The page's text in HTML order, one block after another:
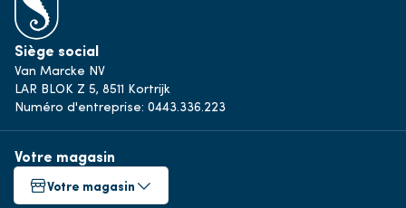
Siège social
Van Marcke NV
LAR BLOK Z 5, 8511 Kortrijk
Numéro d'entreprise: 0443.336.223
Votre magasin
Votre magasin